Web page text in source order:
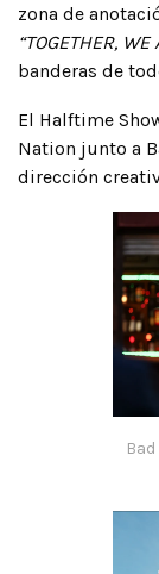
zona de
“TOGETHER,
banderas de
El Halftime
Nation junto a
dirección